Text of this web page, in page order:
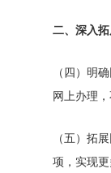
二、深入
（四）明
网上办理
（五）拓
项，实现